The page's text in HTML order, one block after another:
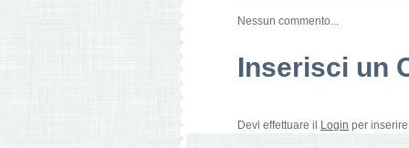
Nessun commento...
Inserisci un
Devi effettuare il Login per